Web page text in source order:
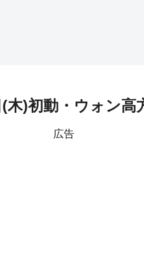
木)初動・ウォン高
広告